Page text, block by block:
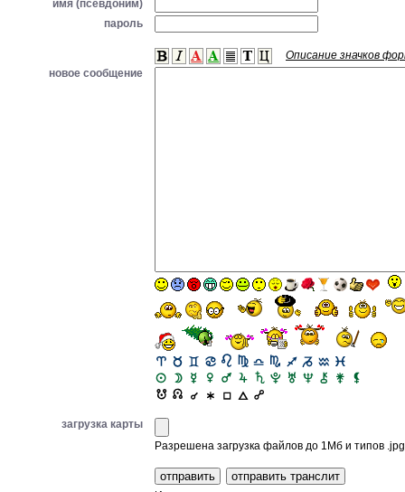
имя (псевдоним)
пароль
Описание значков
новое сообщение
загрузка карты
Разрешена загрузка файлов до 1Мб и типов